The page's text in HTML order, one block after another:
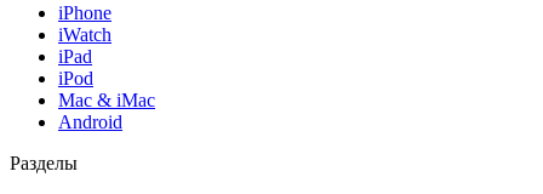
iPhone
iWatch
iPad
iPod
Mac & iMac
Android
Разделы